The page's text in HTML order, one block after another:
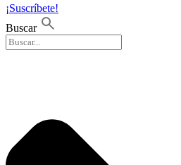
¡Suscríbete!
Buscar